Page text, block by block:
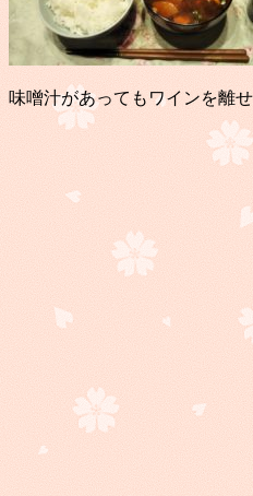
味噌汁があってもワインを離